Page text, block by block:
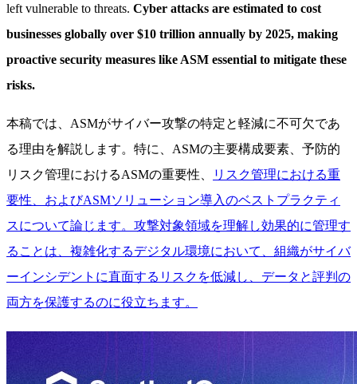
left vulnerable to threats. Cyber attacks are estimated to cost
businesses globally over $10 trillion annually by 2025, making
proactive security measures like ASM essential to mitigate these
risks.
本稿では、ASMがサイバー攻撃の特定と軽減に不可欠であ
る理由を解説します。特に、ASMの主要構成要素、予防的
リスク管理におけるASMの重要性、
リスク管理における重
要性、およびASMソリューション導入のベストプラクティ
スについて論じます。攻撃対象領域を理解し効果的に管理す
ることは、複雑化するデジタル環境において、組織がサイバ
ーインシデントに直面するリスクを低減し、データと評判の
両方を保護するのに役立ちます。